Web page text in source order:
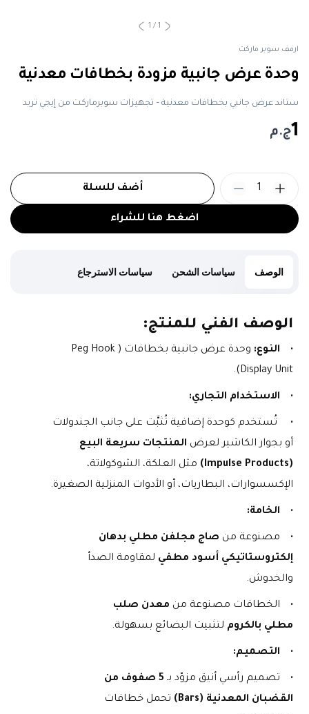
1
/
1
ارفف سوبر ماركت
وحدة عرض جانبية مزودة بخطافات معدنية
ستاند عرض جانبي بخطافات معدنية – تجهيزات سوبرماركت من إيجي تريد
1ج.م
اضغط هنا للشراء
أضف للسلة 1
الوصف سياسات الشحن سياسات الاسترجاع
الوصف الفني للمنتج:
النوع:
وحدة عرض جانبية بخطافات (Peg Hook
Display Unit).
الاستخدام التجاري:
أو بجوار الكاشير لعرض
(Impulse Products)
الإكسسوارات، البطاريات، أو الأدوات المنزلية الصغيرة.
الخامة:
مصنوعة من
إلكتروستاتيكي أسود مطفي
والخدوش.
الخطافات مصنوعة من
مطلي بالكروم لتثبيت البضائع بسهولة.
التصميم:
تصميم رأسي أنيق مزوّد بـ
القضبان المعدنية (Bars)